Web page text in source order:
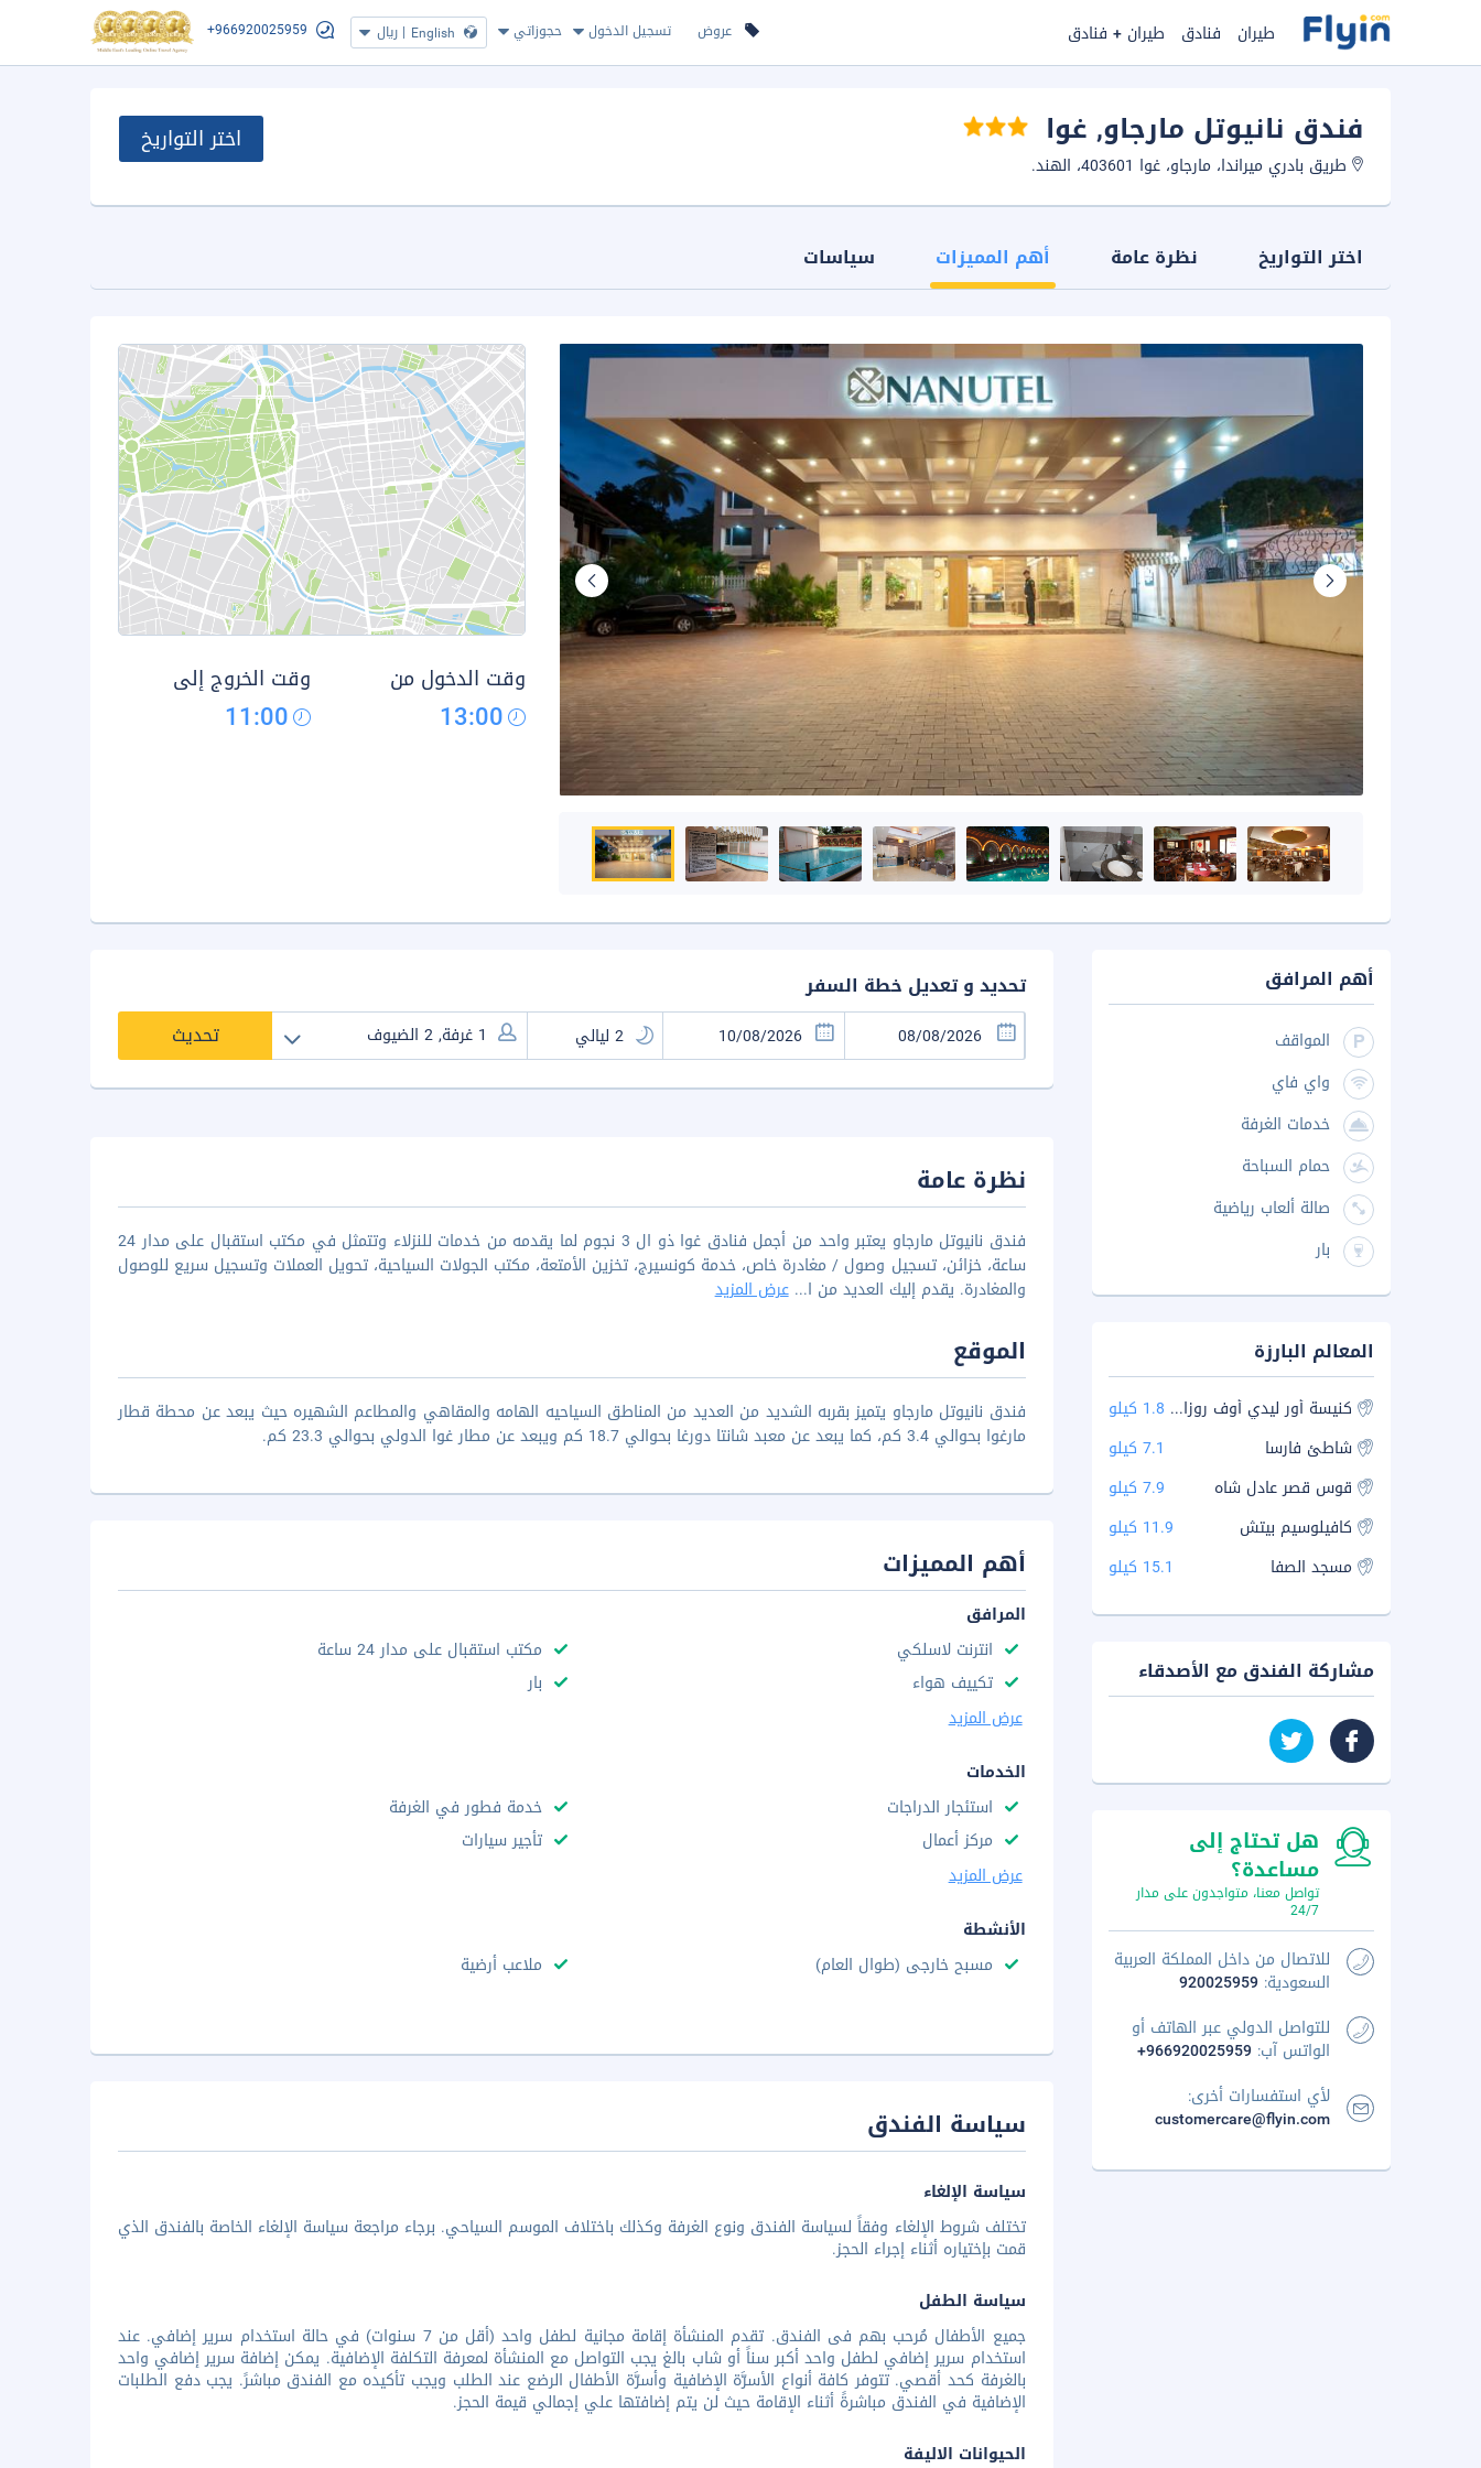
عروض تسجيل الدخول حجوزاتي English
| ريال +966920025959 طيران فنادق طيران + فنادق
فندق نانيوتل مارجاو, غوا
طريق بادري ميراندا، مارجاو، غوا 403601، الهند.
اختر التواريخ
اختر التواريخ نظرة عامة أهم المميزات سياسات
وقت الدخول من
13:00
وقت الخروج إلى
11:00
تحديد و تعديل خطة السفر
تحديث
نظرة عامة
فندق نانيوتل مارجاو يعتبر واحد من أجمل فنادق غوا ذو ال 3 نجوم لما يقدمه من خدمات للنزلاء وتتمثل في مكتب استقبال على مدار 24
ساعة، خزائن، تسجيل وصول / مغادرة خاص، خدمة كونسيرج، تخزين الأمتعة، مكتب الجولات السياحية، تحويل العملات وتسجيل سريع للوصول
والمغادرة. يقدم إليك العديد من ا...عرض المزيد
الموقع
فندق نانيوتل مارجاو يتميز بقربه الشديد من العديد من المناطق السياحيه الهامه والمقاهي والمطاعم الشهيره حيث يبعد عن محطة قطار
مارغوا بحوالي 3.4 كم، كما يبعد عن معبد شانتا دورغا بحوالي 18.7 كم ويبعد عن مطار غوا الدولي بحوالي 23.3 كم.
أهم المميزات
المرافق
انترنت لاسلكي
مكتب استقبال على مدار 24 ساعة
تكييف هواء
بار
عرض المزيد
الخدمات
استئجار الدراجات
خدمة فطور في الغرفة
مركز أعمال
تأجير سيارات
عرض المزيد
الأنشطة
مسبح خارجى (طوال العام)
ملاعب أرضية
سياسة الفندق
سياسة الإلغاء
تختلف شروط الإلغاء وفقاً لسياسة الفندق ونوع الغرفة وكذلك باختلاف الموسم السياحي. برجاء مراجعة سياسة الإلغاء الخاصة بالفندق الذي
قمت بإختياره أثناء إجراء الحجز.
سياسة الطفل
جميع الأطفال مُرحب بهم فى الفندق. تقدم المنشأة إقامة مجانية لطفل واحد (أقل من 7 سنوات) في حالة استخدام سرير إضافي. عند
استخدام سرير إضافي لطفل واحد أكبر سناً أو شاب بالغ يجب التواصل مع المنشأة لمعرفة التكلفة الإضافية. يمكن إضافة سرير إضافي واحد
بالغرفة كحد أقصي. تتوفر كافة أنواع الأسرَّة الإضافية وأسرَّة الأطفال الرضع عند الطلب ويجب تأكيده مع الفندق مباشرً. يجب دفع الطلبات
الإضافية في الفندق مباشرةً أثناء الإقامة حيث لن يتم إضافتها علي إجمالي قيمة الحجز.
الحيوانات الاليفة
أهم المرافق
المواقف
واي فاي
خدمات الغرفة
حمام السباحة
صالة ألعاب رياضية
بار
المعالم البارزة
كنيسة أور ليدي أوف روزاري 1.8 كيلو
شاطئ فارسا
7.1 كيلو
قوس قصر عادل شاه
7.9 كيلو
كافيلوسيم بيتش
11.9 كيلو
مسجد الصفا
15.1 كيلو
مشاركة الفندق مع الأصدقاء
هل تحتاج إلى
مساعدة؟
تواصل معنا، متواجدون على مدار
24/7
للاتصال من داخل المملكة العربية
السعودية: 920025959
للتواصل الدولي عبر الهاتف أو
الواتس آب: +966920025959
لأي استفسارات أخرى:
customercare@flyin.com